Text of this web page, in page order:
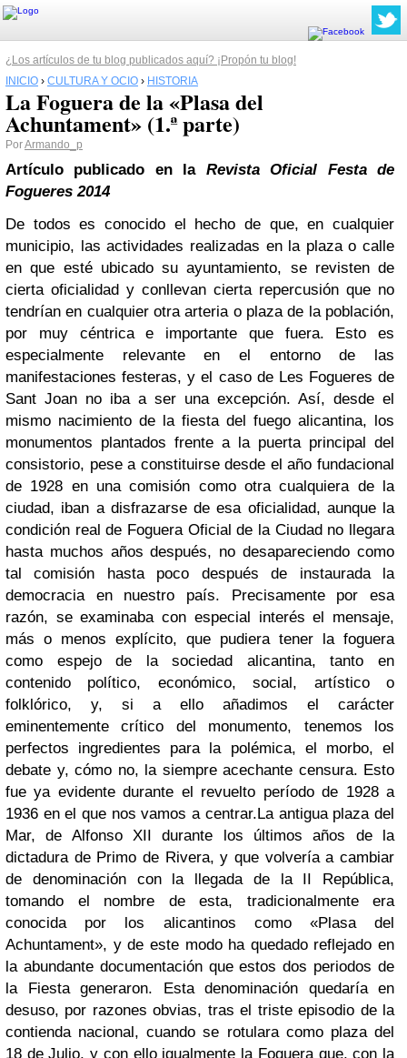
¿Los artículos de tu blog publicados aquí? ¡Propón tu blog!
INICIO › CULTURA Y OCIO › HISTORIA
La Foguera de la «Plasa del
Achuntament» (1.ª parte)
PorArmando_p
Artículo publicado en la Revista Oficial Festa de
Fogueres 2014
De todos es conocido el hecho de que, en cualquier
municipio, las actividades realizadas en la plaza o calle
en que esté ubicado su ayuntamiento, se revisten de
cierta oficialidad y conllevan cierta repercusión que no
tendrían en cualquier otra arteria o plaza de la población,
por muy céntrica e importante que fuera. Esto es
especialmente relevante en el entorno de las
manifestaciones festeras, y el caso de Les Fogueres de
Sant Joan no iba a ser una excepción. Así, desde el
mismo nacimiento de la fiesta del fuego alicantina, los
monumentos plantados frente a la puerta principal del
consistorio, pese a constituirse desde el año fundacional
de 1928 en una comisión como otra cualquiera de la
ciudad, iban a disfrazarse de esa oficialidad, aunque la
condición real de Foguera Oficial de la Ciudad no llegara
hasta muchos años después, no desapareciendo como
tal comisión hasta poco después de instaurada la
democracia en nuestro país. Precisamente por esa
razón, se examinaba con especial interés el mensaje,
más o menos explícito, que pudiera tener la foguera
como espejo de la sociedad alicantina, tanto en
contenido político, económico, social, artístico o
folklórico, y, si a ello añadimos el carácter
eminentemente crítico del monumento, tenemos los
perfectos ingredientes para la polémica, el morbo, el
debate y, cómo no, la siempre acechante censura. Esto
fue ya evidente durante el revuelto período de 1928 a
1936 en el que nos vamos a centrar.La antigua plaza del
Mar, de Alfonso XII durante los últimos años de la
dictadura de Primo de Rivera, y que volvería a cambiar
de denominación con la llegada de la II República,
tomando el nombre de esta, tradicionalmente era
conocida por los alicantinos como «Plasa del
Achuntament», y de este modo ha quedado reflejado en
la abundante documentación que estos dos periodos de
la Fiesta generaron. Esta denominación quedaría en
desuso, por razones obvias, tras el triste episodio de la
contienda nacional, cuando se rotulara como plaza del
18 de Julio, y con ello igualmente la Foguera que, con la